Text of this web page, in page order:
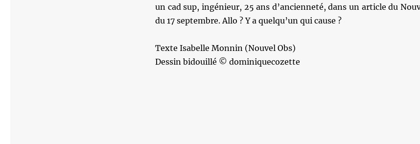
un cad sup, ingénieur, 25 ans d’ancienneté, dans un article du
du 17 septembre. Allo ? Y a quelqu’un qui cause ?
Texte Isabelle Monnin (Nouvel Obs)
Dessin bidouillé © dominiquecozette